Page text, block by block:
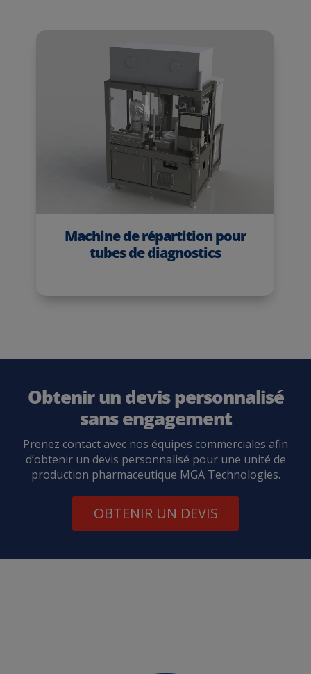
Machine de répartition pour
tubes de diagnostics
Obtenir un devis personnalisé
sans engagement
Prenez contact avec nos équipes commerciales afin
d’obtenir un devis personnalisé pour une unité de
production pharmaceutique MGA Technologies.
OBTENIR UN DEVIS